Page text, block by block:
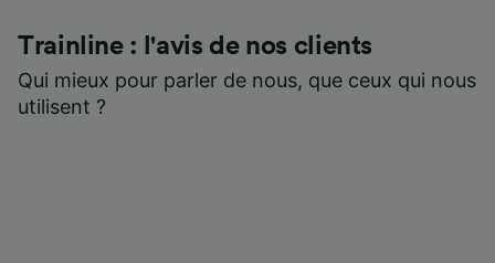
Trainline : l'avis de nos clients
Qui mieux pour parler de nous, que ceux qui nous
utilisent ?